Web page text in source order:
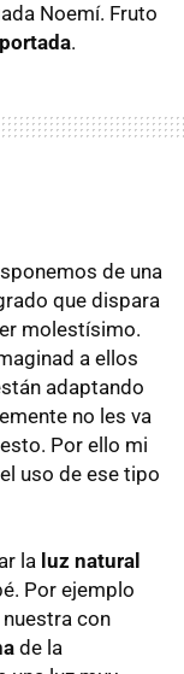
Noemí. Fruto
portada.
de una
que dispara
molestísimo.
a ellos
adaptando
no les va
Por ello mi
uso de ese tipo
la luz natural
Por ejemplo
con
de la